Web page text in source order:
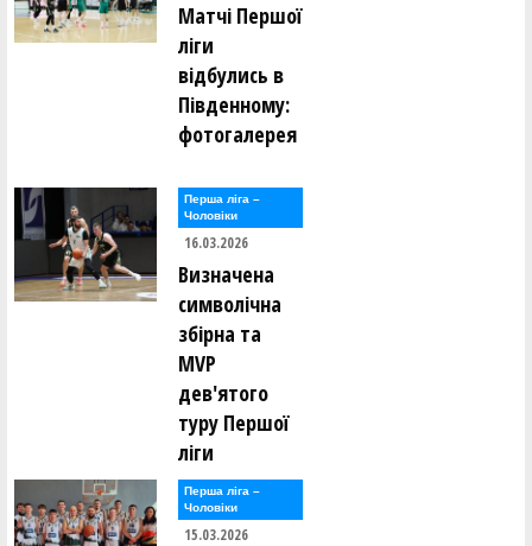
Матчі Першої
ліги
відбулись в
Південному:
фотогалерея
Перша лiга –
Чоловiки
16.03.2026
Визначена
символічна
збірна та
MVP
дев'ятого
туру Першої
ліги
Перша лiга –
Чоловiки
15.03.2026